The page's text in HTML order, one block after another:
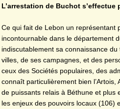
L’arrestation de Buchot s’effectue
Ce qui fait de Lebon un représentant
incontournable dans le département
indiscutablement sa connaissance
villes, de ses campagnes, et des
ceux des Sociétés populaires, des
connaît particulièrement bien l’Artois,
de puissants relais à Béthune et plus
les enjeux des pouvoirs locaux (106)